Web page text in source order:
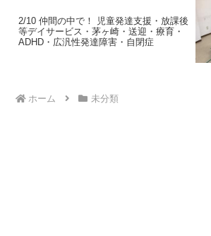
2/10 仲間の中で！ 児童発達支援・放課後
等デイサービス・茅ヶ崎・送迎・療育・
ADHD・広汎性発達障害・自閉症
ホーム 未分類